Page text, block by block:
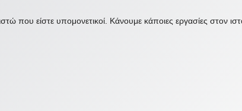
που είστε υπομονετικοί. Κάνουμε κάποιες εργασίες στον